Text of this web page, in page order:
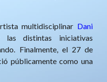
multidisciplinar Dani
distintas iniciativas
Finalmente, el 27 de
públicamente como una